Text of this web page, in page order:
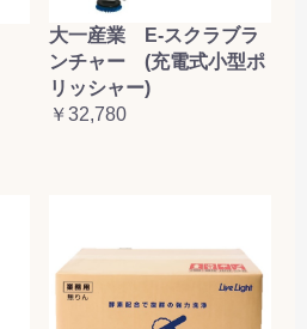
大一産業 E-スクラブラ
ンチャー (充電式小型ポ
リッシャー)
￥32,780